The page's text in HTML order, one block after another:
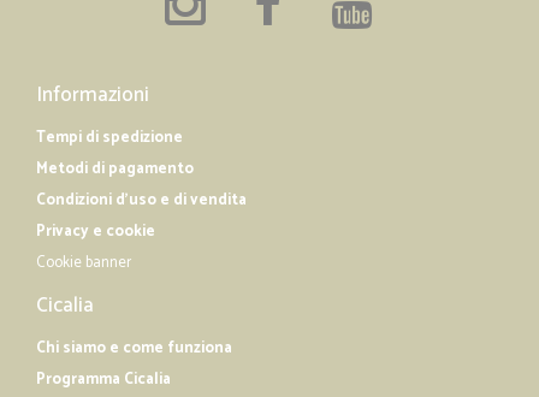
e prodotti per la casa che non trovo nel supermercato vicino a casa
Informazioni
Tempi di spedizione
Metodi di pagamento
Condizioni d'uso e di vendita
Privacy e cookie
Cookie banner
Cicalia
Chi siamo e come funziona
Programma Cicalia